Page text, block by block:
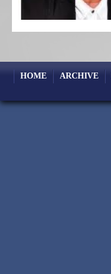
HOME ARCHIVE